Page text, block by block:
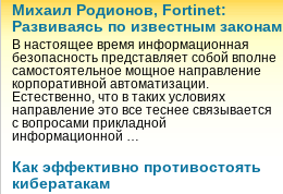
Михаил Родионов, Fortinet:
Развиваясь по известным законам
В настоящее время информационная
безопасность представляет собой вполне
самостоятельное мощное направление
корпоративной автоматизации.
Естественно, что в таких условиях
направление это все теснее связывается
с вопросами прикладной
информационной …
Как эффективно противостоять
кибератакам